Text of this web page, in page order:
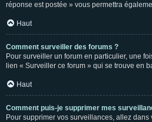
réponse est postée » vous permettra
Haut
Comment surveiller des forums ?
Pour surveiller un forum en particulier, une
lien « Surveiller ce forum » qui se trouve en
Haut
Comment puis-je supprimer mes
Pour supprimer vos surveillances, allez dans